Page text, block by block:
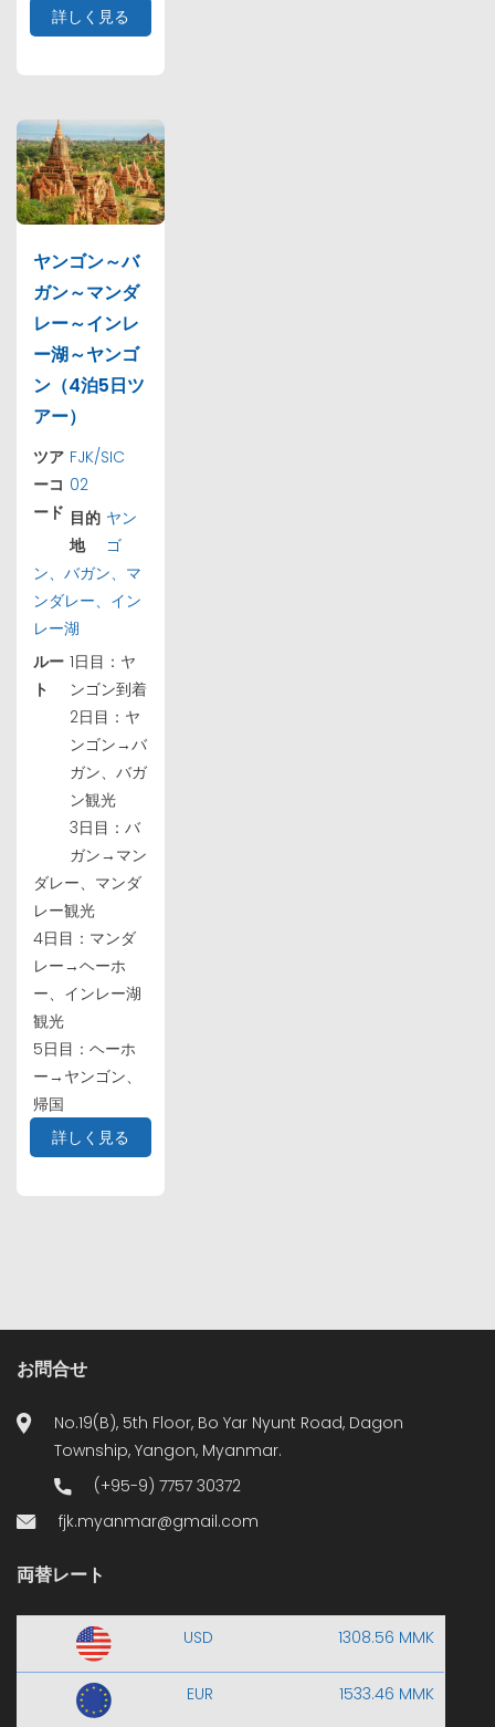
詳しく見る
ヤンゴン～バ
ガン～マンダ
レー～インレ
ー湖～ヤンゴ
ン（4泊5日ツ
アー）
ツア
ーコ
ード
FJK/SIC
02
目的
地
ヤン
ゴ
ン、バガン、マ
ンダレー、イン
レー湖
ルー
ト
1日目：ヤ
ンゴン到着
2日目：ヤ
ンゴン→バ
ガン、バガ
ン観光
3日目：バ
ガン→マン
ダレー、マンダ
レー観光
4日目：マンダ
レー→ヘーホ
ー、インレー湖
観光
5日目：ヘーホ
ー→ヤンゴン、
帰国
詳しく見る
お問合せ
No.19(B), 5th Floor, Bo Yar Nyunt Road, Dagon
Township, Yangon, Myanmar.
(+95-9) 7757 30372
fjk.myanmar@gmail.com
両替レート
USD 1308.56 MMK
EUR 1533.46 MMK